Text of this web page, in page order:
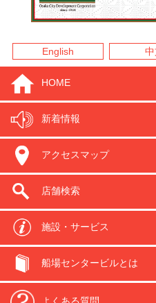
English
HOME
新着情報
アクセスマップ
店舗検索
施設・サービス
船場センタービルとは